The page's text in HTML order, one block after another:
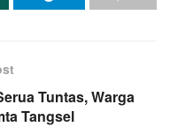
Tuntas, Warga
Tangsel